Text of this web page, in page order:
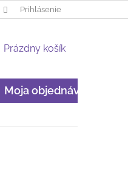
Prihlásenie
NÁKUPNÝ
Prázdny košík
Moja objednávka